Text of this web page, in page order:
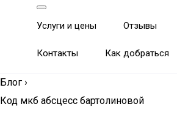
Услуги и цены Отзывы
Контакты Как добраться
Блог ›
Код мкб абсцесс бартолиновой